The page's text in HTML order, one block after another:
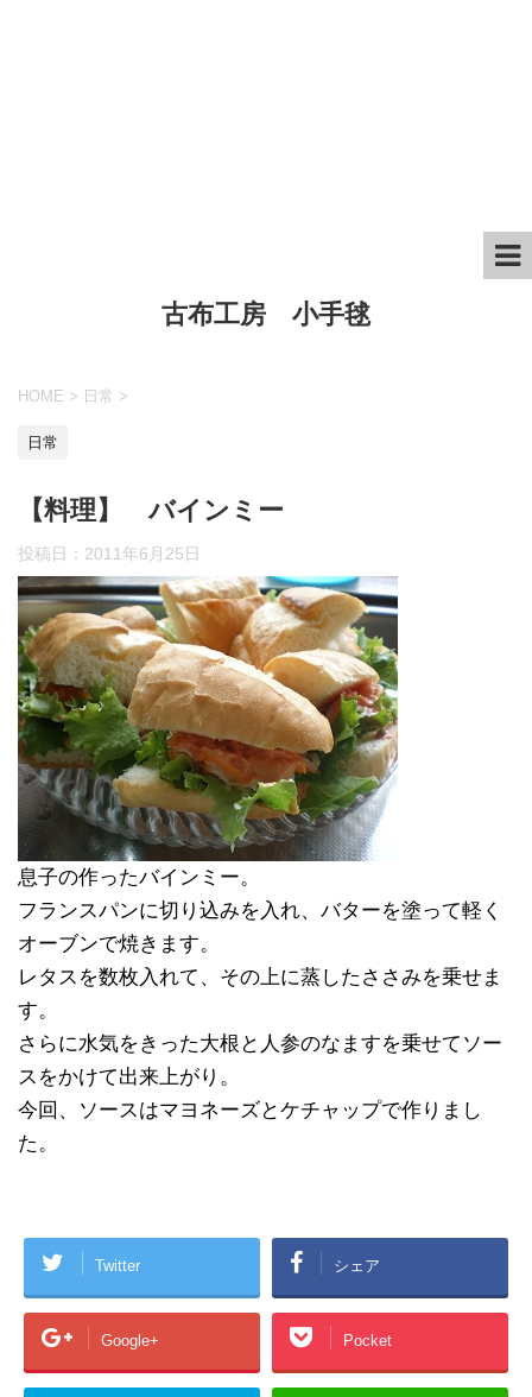
古布工房 小手毬
HOME > 日常 >
日常
【料理】 バインミー
投稿日： 2011年6月25日
息子の作ったバインミー。
フランスパンに切り込みを入れ、バターを塗って軽く
オーブンで焼きます。
レタスを数枚入れて、その上に蒸したささみを乗せま
す。
さらに水気をきった大根と人参のなますを乗せてソー
スをかけて出来上がり。
今回、ソースはマヨネーズとケチャップで作りまし
た。
Twitter シェア
Google+ Pocket